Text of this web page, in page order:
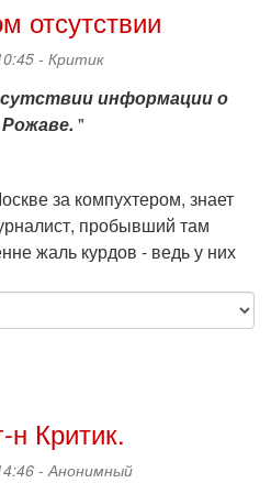
отсутствии
- Критик
информации о
"
за компухтером, знает
пробывший там
жаль курдов - ведь у них
н Критик.
- Анонимный